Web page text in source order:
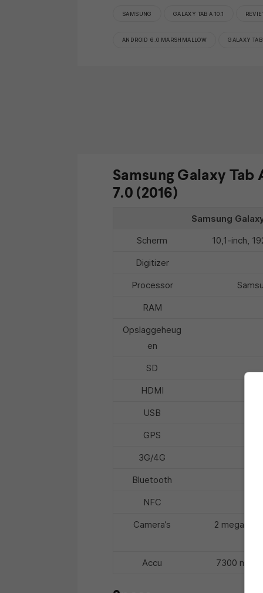
SAMSUNG GALAXY TAB A 10.1
ANDROID 6.0 MARSHMALLOW GALAXY
Samsung Galaxy Tab
7.0 (2016)
Samsung
Scherm
10,1-inch,
Digitizer
Processor
RAM
Opslaggeheug
en
SD
HDMI
USB
GPS
3G/4G
Bluetooth
NFC
Camera’s
2
Accu
7300 mAh